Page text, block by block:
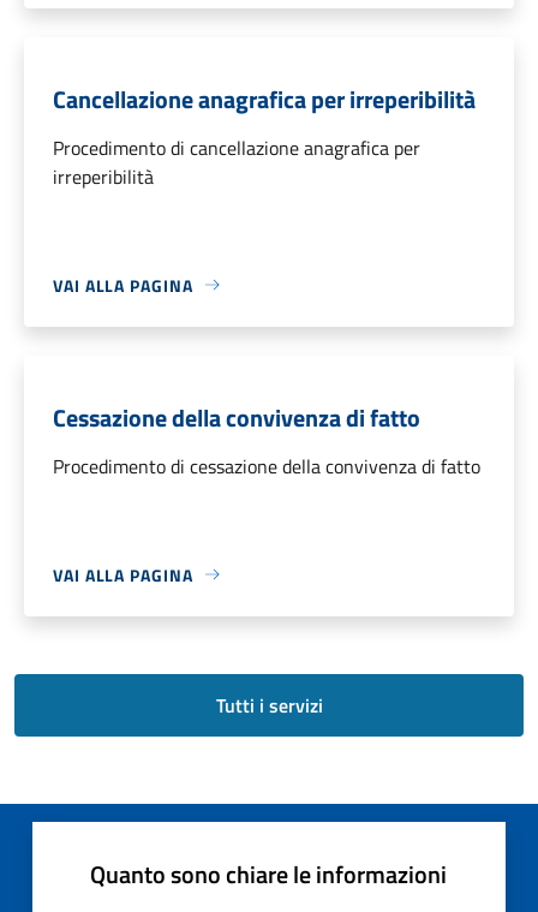
Cancellazione anagrafica per irreperibilità
Procedimento di cancellazione anagrafica per
irreperibilità
VAI ALLA PAGINA
Cessazione della convivenza di fatto
Procedimento di cessazione della convivenza di fatto
VAI ALLA PAGINA
Tutti i servizi
Quanto sono chiare le informazioni